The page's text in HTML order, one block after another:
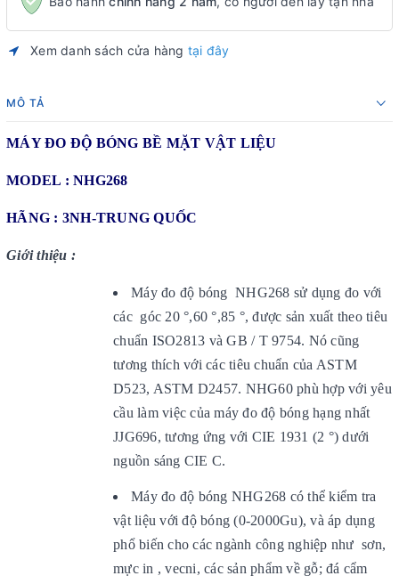
Xem danh sách cửa hàng tại đây
MÔ TẢ
MÁY ĐO ĐỘ BÓNG BỀ MẶT VẬT LIỆU
MODEL : NHG268
HÃNG : 3NH-TRUNG QUỐC
Giới thiệu :
Máy đo độ bóng NHG268 sử dụng đo với
các góc 20 °,60 °,85 °, được sản xuất theo tiêu
chuẩn ISO2813 và GB / T 9754. Nó cũng
tương thích với các tiêu chuẩn của ASTM
D523, ASTM D2457. NHG60 phù hợp với yêu
cầu làm việc của máy đo độ bóng hạng nhất
JJG696, tương ứng với CIE 1931 (2 °) dưới
nguồn sáng CIE C.
Máy đo độ bóng NHG268 có thể kiểm tra
vật liệu với độ bóng (0-2000Gu), và áp dụng
phổ biến cho các ngành công nghiệp như sơn,
mực in , vecni, các sản phẩm về gỗ; đá cẩm